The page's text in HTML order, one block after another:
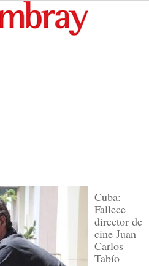
Cuba:
Fallece
director de
cine Juan
Carlos
Tabío